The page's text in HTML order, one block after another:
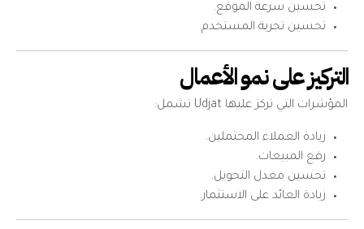
تحسين سرعة الموقع.
تحسين تجربة المستخدم.
التركيز على نمو الأعمال
المؤشرات التي تركز عليها Udjat تشمل:
زيادة العملاء المحتملين.
رفع المبيعات.
تحسين معدل التحويل.
زيادة العائد على الاستثمار.